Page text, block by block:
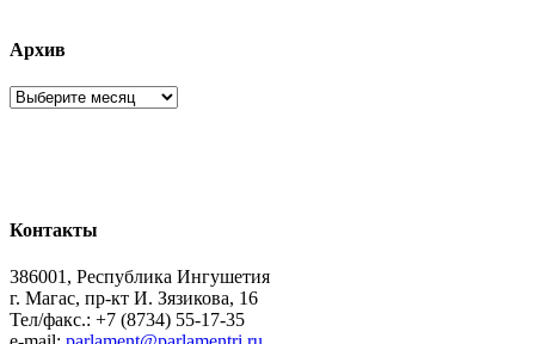
Архив
Архив
Контакты
386001, Республика Ингушетия
г. Магас, пр-кт И. Зязикова, 16
Тел/факс.: +7 (8734) 55-17-35